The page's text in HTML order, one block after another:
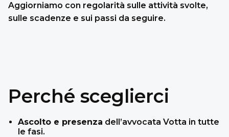
Aggiorniamo con regolarità sulle attività svolte,
sulle scadenze e sui passi da seguire.
Perché sceglierci
Ascolto e presenza dell’avvocata Votta in tutte
le fasi.